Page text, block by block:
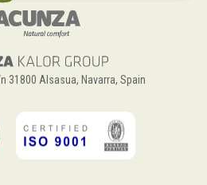
31800 Alsasua, Navarra, Spain